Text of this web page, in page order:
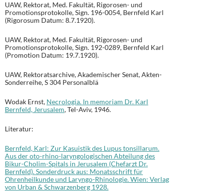
UAW, Rektorat, Med. Fakultät, Rigorosen- und
Promotionsprotokolle, Sign. 196-0054, Bernfeld Karl
(Rigorosum Datum: 8.7.1920).
UAW, Rektorat, Med. Fakultät, Rigorosen- und
Promotionsprotokolle, Sign. 192-0289, Bernfeld Karl
(Promotion Datum: 19.7.1920).
UAW, Rektoratsarchive, Akademischer Senat, Akten-
Sonderreihe, S 304 Personalblä
Wodak Ernst, Necrologia. In memoriam Dr. Karl
Bernfeld, Jerusalem, Tel-Aviv, 1946.
Literatur:
Bernfeld, Karl: Zur Kasuistik des Lupus tonsillarum.
Aus der oto-rhino-laryngologischen Abteilung des
Bikur-Cholim-Spitals in Jerusalem (Chefarzt Dr.
Bernfeld). Sonderdruck aus: Monatsschrift für
Ohrenheilkunde und Laryngo-Rhinologie. Wien: Verlag
von Urban & Schwarzenberg 1928.